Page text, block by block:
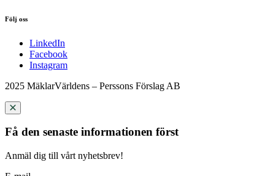
Följ oss
LinkedIn
Facebook
Instagram
2025 MäklarVärldens – Perssons Förslag AB
Få den senaste informationen först
Anmäl dig till vårt nyhetsbrev!